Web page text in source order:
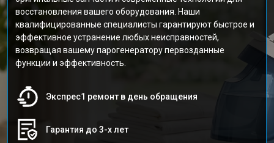
восстановления вашего оборудования. Наши
квалифицированные специалисты гарантируют быстрое и
эффективное устранение любых неисправностей,
возвращая вашему парогенератору первозданные
функции и эффективность.
Экспрес1 ремонт в день обращения
Гарантия до 3-х лет